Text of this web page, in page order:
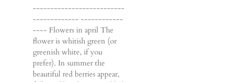
--------------------------
------------- ------------
---- Flowers in april The
flower is whitish green (or
greenish white, if you
prefer). In summer the
beautiful red berries appear,